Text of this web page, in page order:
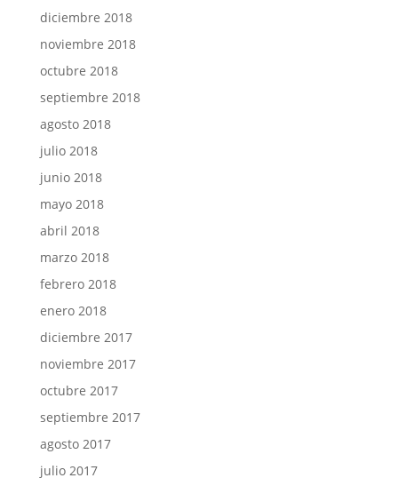
diciembre 2018
noviembre 2018
octubre 2018
septiembre 2018
agosto 2018
julio 2018
junio 2018
mayo 2018
abril 2018
marzo 2018
febrero 2018
enero 2018
diciembre 2017
noviembre 2017
octubre 2017
septiembre 2017
agosto 2017
julio 2017